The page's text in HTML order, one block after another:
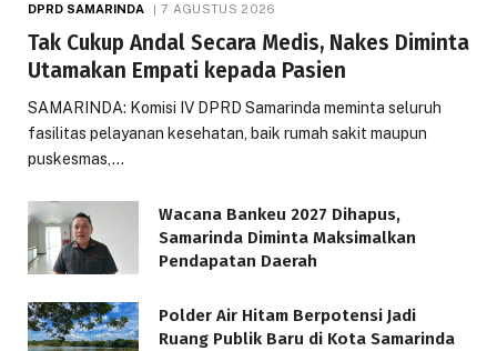
DPRD SAMARINDA 7 AGUSTUS 2026
Tak Cukup Andal Secara Medis, Nakes Diminta
Utamakan Empati kepada Pasien
SAMARINDA: Komisi IV DPRD Samarinda meminta seluruh
fasilitas pelayanan kesehatan, baik rumah sakit maupun
puskesmas,…
Wacana Bankeu 2027 Dihapus,
Samarinda Diminta Maksimalkan
Pendapatan Daerah
Polder Air Hitam Berpotensi Jadi
Ruang Publik Baru di Kota Samarinda